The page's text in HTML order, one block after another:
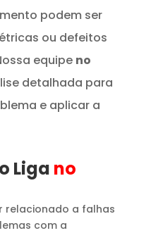
podem ser
ou defeitos
equipe no
detalhada para
e aplicar a
Liga no
relacionado a falhas
com a